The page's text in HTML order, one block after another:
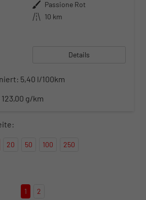
Außenfarbe Passione Rot
Kilometerstand 10 km
Details
5,40 l/100km
123,00 g/km
20 50 100 250
1 2